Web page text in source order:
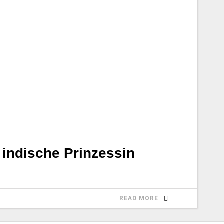
Prinzessin
READ MORE